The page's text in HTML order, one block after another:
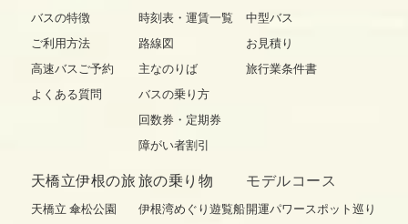
バスの特徴
ご利用方法
高速バスご予約
よくある質問
時刻表・運賃一覧
路線図
主なのりば
バスの乗り方
回数券・定期券
障がい者割引
中型バス
お見積り
旅行業条件書
天橋立伊根の旅
天橋立 傘松公園
旅の乗り物
伊根湾めぐり遊覧船
モデルコース
開運パワースポット巡り